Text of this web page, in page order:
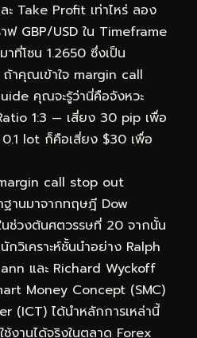
ะ Take Profit เท่าไหร่ ลอง
GBP/USD ใน Timeframe
ที่โซน 1.2650 ซึ่งเป็น
าคุณเข้าใจ margin call
คุณจะรู้ว่านี่คือจังหวะ
1:3 — เสี่ยง 30 pip เพื่อ
lot ก็คือเสี่ยง $30 เพื่อ
call stop out
านมาจากทฤษฎี Dow
วงต้นศตวรรษที่ 20 จากนั้น
วิเคราะห์ชั้นนำอย่าง Ralph
และ Richard Wyckoff
Money Concept (SMC)
(ICT) ได้นำหลักการเหล่านี้
ช้งานได้จริงในตลาด Forex